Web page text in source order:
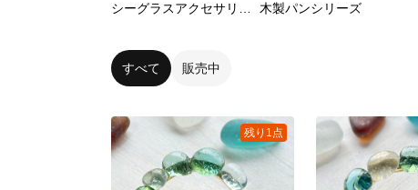
木製パンシリーズ
すべて 販売中
残り1点